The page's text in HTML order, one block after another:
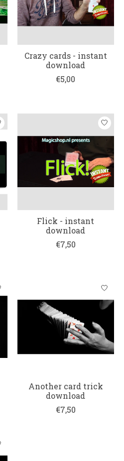
Crazy cards - instant
download
€5,00
Flick - instant
download
€7,50
Another card trick
download
€7,50